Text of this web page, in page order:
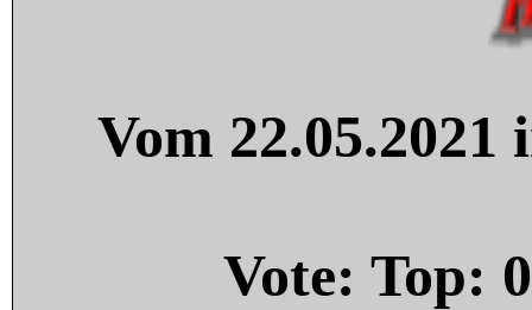
Vom
Vote: Top: 0